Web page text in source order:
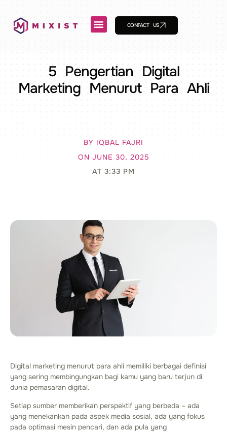
CONTACT US
5 Pengertian Digital
Marketing Menurut Para Ahli
BY IQBAL FAJRI
ON JUNE 30, 2025
AT 3:33 PM
Digital marketing menurut para ahli memiliki berbagai definisi
yang sering membingungkan bagi kamu yang baru terjun di
dunia pemasaran digital.
Setiap sumber memberikan perspektif yang berbeda – ada
yang menekankan pada aspek media sosial, ada yang fokus
pada optimasi mesin pencari, dan ada pula yang